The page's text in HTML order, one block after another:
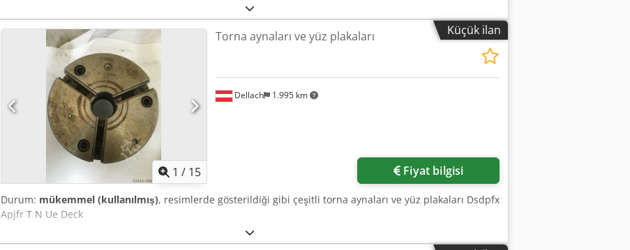
Küçük ilan
1 / 15
Dellach 1.995 km
Torna aynaları ve yüz plakaları
Fiyat bilgisi
Durum: mükemmel (kullanılmış), resimlerde gösterildiği gibi çeşitli torna aynaları ve yüz plakaları Dsdpfx
Apjfr T N Ue Deck